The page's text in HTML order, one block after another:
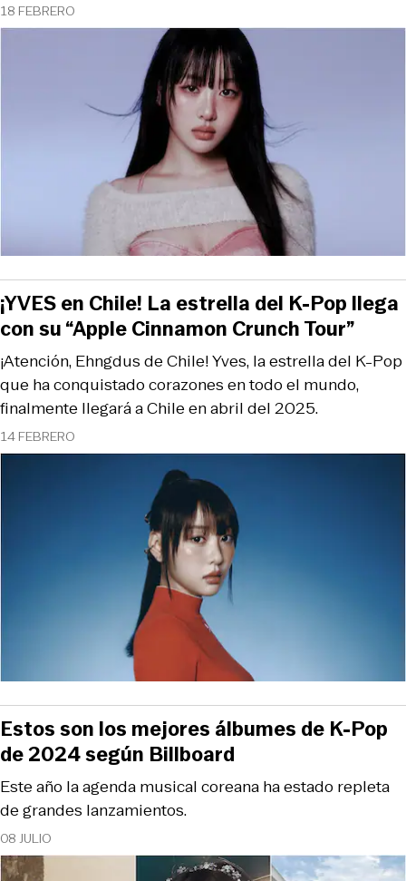
18 FEBRERO
14 FEBRERO
¡Atención, Ehngdus de Chile! Yves, la estrella del K-Pop
que ha conquistado corazones en todo el mundo,
finalmente llegará a Chile en abril del 2025.
¡YVES en Chile! La estrella del K-Pop llega
con su “Apple Cinnamon Crunch Tour”
08 JULIO
Este año la agenda musical coreana ha estado repleta
de grandes lanzamientos.
Estos son los mejores álbumes de K-Pop
de 2024 según Billboard